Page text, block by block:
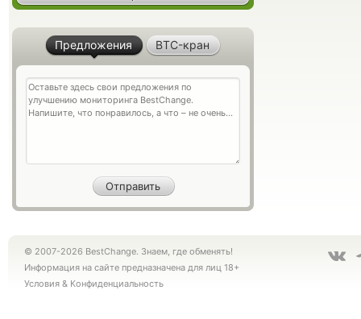
Предложения BTC-кран
© 2007-2026 BestChange. Знаем, где обменять!
Информация на сайте предназначена для лиц 18+
Условия & Конфиденциальность